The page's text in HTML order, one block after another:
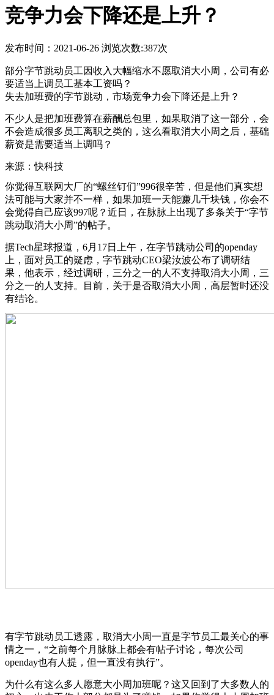
竞争力会下降还是上升？
发布时间：2021-06-26 浏览次数:387次
部分字节跳动员工因收入大幅缩水不愿取消大小周，公司有必
要适当上调员工基本工资吗？
失去加班费的字节跳动，市场竞争力会下降还是上升？
不少人是把加班费算在薪酬总包里，如果取消了这一部分，会
不会造成很多员工离职之类的，这么看取消大小周之后，基础
薪资是需要适当上调吗？
来源：快科技
你觉得互联网大厂的“螺丝钉们”996很辛苦，但是他们真实想
法可能与大家并不一样，如果加班一天能赚几千块钱，你会不
会觉得自己应该997呢？近日，在脉脉上出现了多条关于“字节
跳动取消大小周”的帖子。
据Tech星球报道，6月17日上午，在字节跳动公司的openday
上，面对员工的疑虑，字节跳动CEO梁汝波公布了调研结
果，他表示，经过调研，三分之一的人不支持取消大小周，三
分之一的人支持。目前，关于是否取消大小周，高层暂时还没
有结论。
有字节跳动员工透露，取消大小周一直是字节员工最关心的事
情之一，“之前每个月脉脉上都会有帖子讨论，每次公司
openday也有人提，但一直没有执行”。
为什么有这么多人愿意大小周加班呢？这又回到了大多数人的